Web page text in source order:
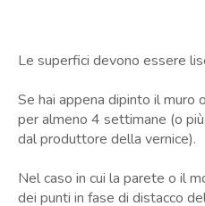
Le superfici devono essere
Se hai appena dipinto il muro
per almeno 4 settimane (o
dal produttore della vernice).
Nel caso in cui la parete o il
dei punti in fase di distacco